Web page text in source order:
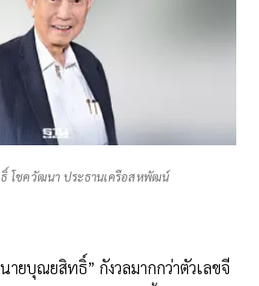
โชควัฒนา ประธานเครือสหพัฒน์
ายบุณยสิทธิ์” กังวลมากกว่าตัวเลขจี